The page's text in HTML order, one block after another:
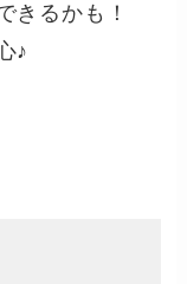
きるかも！
♪